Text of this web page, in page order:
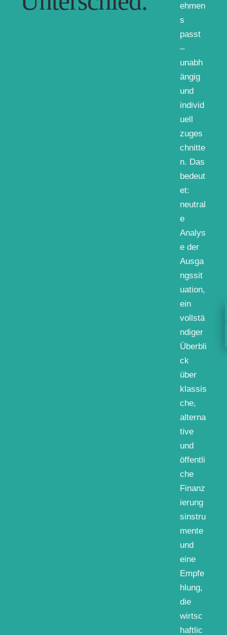
ehmen
s
passt
–
unabh
ängig
und
individ
uell
zuges
chnitte
n. Das
bedeut
et:
neutral
e
Analys
e der
Ausga
ngssit
uation,
ein
vollstä
ndiger
Überbli
ck
über
klassis
che,
alterna
tive
und
öffentli
che
Finanz
ierung
sinstru
mente
und
eine
Empfe
hlung,
die
wirtsc
haftlic